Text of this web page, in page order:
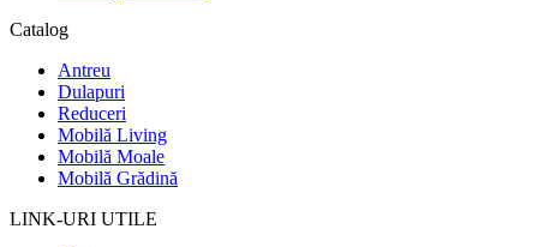
Catalog
Antreu
Dulapuri
Reduceri
Mobilă Living
Mobilă Moale
Mobilă Grădină
LINK-URI UTILE